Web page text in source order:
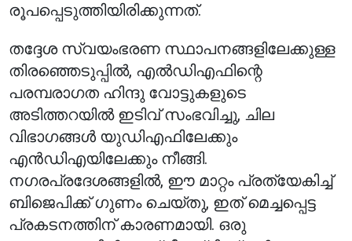
രൂപപ്പെടുത്തിയിരിക്കുന്നത്.
തദ്ദേശ സ്വയംഭരണ സ്ഥാപനങ്ങളിലേക്കുള്ള
തിരഞ്ഞെടുപ്പിൽ, എൽഡിഎഫിന്റെ
പരമ്പരാഗത ഹിന്ദു വോട്ടുകളുടെ
അടിത്തറയിൽ ഇടിവ് സംഭവിച്ചു, ചില
വിഭാഗങ്ങൾ യുഡിഎഫിലേക്കും
എൻഡിഎയിലേക്കും നീങ്ങി.
നഗരപ്രദേശങ്ങളിൽ, ഈ മാറ്റം പ്രത്യേകിച്ച്
ബിജെപിക്ക് ഗുണം ചെയ്തു, ഇത് മെച്ചപ്പെട്ട
പ്രകടനത്തിന് കാരണമായി. ഒരു